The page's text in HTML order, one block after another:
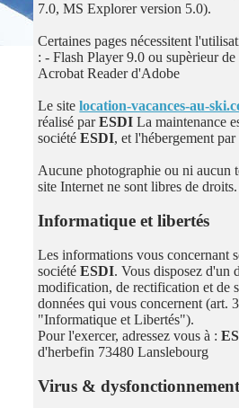
7.0, MS Explorer version 5.0).
Certaines pages nécessitent
: - Flash Player 9.0 ou supèrieur
Acrobat Reader d'Adobe
Le sitelocation-vacances-au-
réalisé parESDI La maintenance
sociétéESDI, et l'hébergement
Aucune photographie ou ni aucun
site Internet ne sont libres de droits.
Informatique et libertés
Les informations vous concernant
sociétéESDI. Vous disposez d'un
modification, de rectification et de
données qui vous concernent (art.
"Informatique et Libertés").
Pour l'exercer, adressez vous à :
d'herbefin 73480 Lanslebourg
Virus & dysfonctionnement